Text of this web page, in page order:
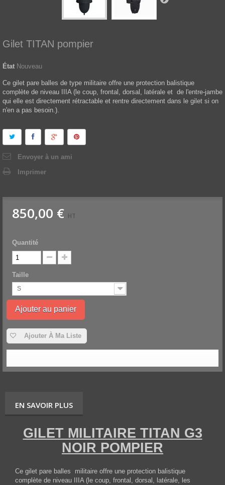
Gilet TITAN pompier
État Nouveau
Ce gilet pare balles de type militaire offre une protection balistique
complète de niveau IIIA (le coup, frontal, dorsal, latérale et de l'entre-jambe
qui elle est directement rétractable et rentre directement dans le gilet si on
n'en a pas besoin.).
Envoyer à un ami
Imprimer
850,00 € HT
Quantité
Taille
S
Ajouter au panier
Ajouter À Ma Liste
EN SAVOIR PLUS
GILET MILITAIRE TITAN G3
NOIR POMPIER
Ce gilet pare balles militaire offre une protection balistique
complète de niveau IIIA (le coup, frontal, dorsal, latérale, les